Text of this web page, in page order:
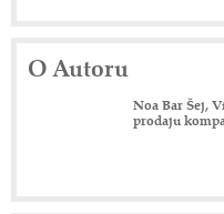
O Autoru
Noa Bar Šej,
prodaju